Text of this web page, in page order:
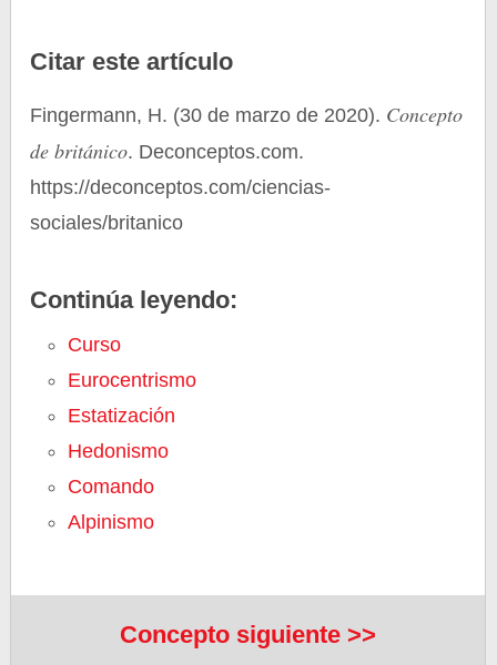
Citar este artículo
Fingermann, H. (30 de marzo de 2020). Concepto
de británico. Deconceptos.com.
https://deconceptos.com/ciencias-
sociales/britanico
Continúa leyendo:
Curso
Eurocentrismo
Estatización
Hedonismo
Comando
Alpinismo
Concepto siguiente >>